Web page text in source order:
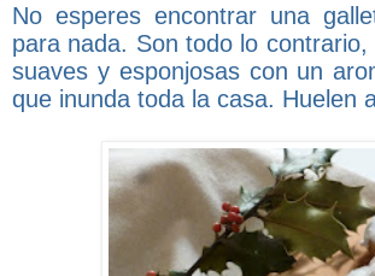
No esperes encontrar una
para nada. Son todo lo contrario,
suaves y esponjosas con un
que inunda toda la casa. Huelen